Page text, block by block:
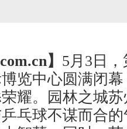
】 5月3日
览中心圆满闭
耀。园林之城
乒乓球不谋而合